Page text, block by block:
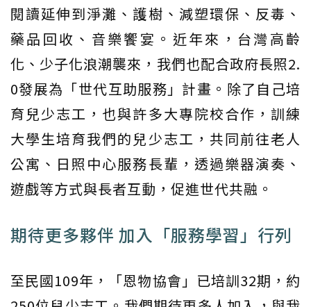
閱讀延伸到淨灘、護樹、減塑環保、反毒、
藥品回收、音樂饗宴。近年來，台灣高齡
化、少子化浪潮襲來，我們也配合政府長照2.
0發展為「世代互助服務」計畫。除了自己培
育兒少志工，也與許多大專院校合作，訓練
大學生培育我們的兒少志工，共同前往老人
公寓、日照中心服務長輩，透過樂器演奏、
遊戲等方式與長者互動，促進世代共融。
期待更多夥伴 加入「服務學習」行列
至民國109年，「恩物協會」已培訓32期，約